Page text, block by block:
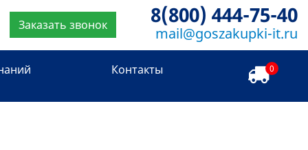
Заказать звонок 8(800) 444-75-40
mail@goszakupki-it.ru
0
Контакты